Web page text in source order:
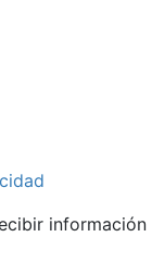
información